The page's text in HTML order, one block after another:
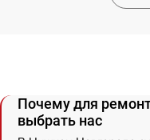
Почему для
выбрать нас